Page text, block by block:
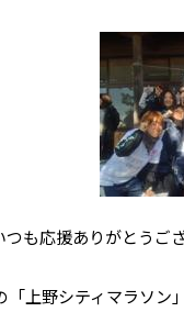
も応援ありがとうご
「上野シティマラソ